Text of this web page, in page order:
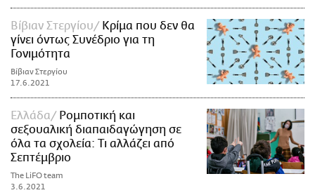
Bίβιαν Στεργίου
Κρίμα που δεν θα
γίνει όντως Συνέδριο για τη
Γονιμότητα
Βίβιαν Στεργίου
17.6.2021
Ελλάδα
Ρομποτική και
σεξουαλική διαπαιδαγώγηση σε
όλα τα σχολεία: Τι αλλάζει από
Σεπτέμβριο
The LiFO team
3.6.2021